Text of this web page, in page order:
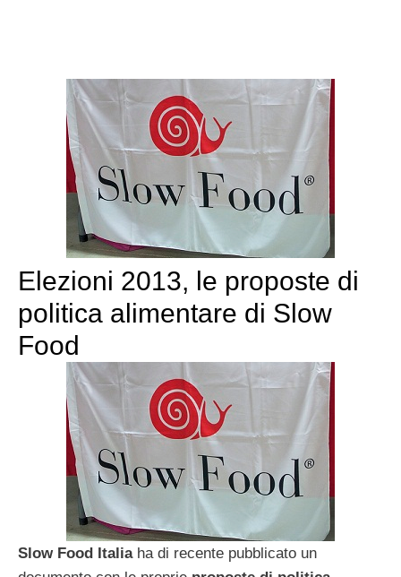
Elezioni 2013, le proposte di
politica alimentare di Slow
Food
Slow Food Italiaha di recente pubblicato un